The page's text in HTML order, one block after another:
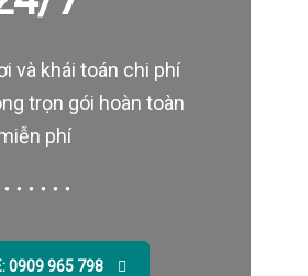
và khái toán chi phí
trọn gói hoàn toàn
phí
0909 965 798